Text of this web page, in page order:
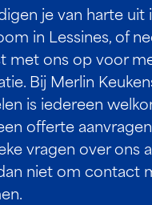
je van harte uit
in Lessines, of
met ons op voor
Bij Merlin
is iedereen
offerte
vragen over ons
niet om contact